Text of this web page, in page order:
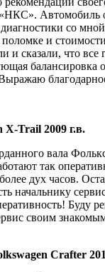
«НКС». Автомобиль
со
и
и сказали, что все
балансировка
X-Trail 2009 г.в.
вала
так
дух часов.
начальнику
Буду
своим
Crafter